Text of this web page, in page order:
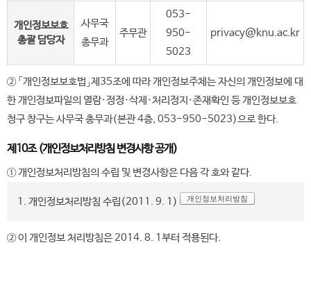
개인정보보호
총괄 담당자
사무국
총무과
주무관
053-
950-
5023
privacy@knu.ac.kr
② 「개인정보보호법」제35조에 따라 개인정보주체는 자신의 개인정보에 대
한 개인정보파일의 열람·정정·삭제·처리정지·존재확인 등 개인정보보호
청구 창구는 사무국 총무과(본관 4층, 053-950-5023)으로 한다.
제10조 (개인정보처리방침 변경사항 공개)
① 개인정보처리방침의 수립 및 변경사항은 다음 각 호와 같다.
1. 개인정보처리방침 수립(2011. 9. 1) 개인정보처리방침
② 이 개인정보 처리방침은 2014. 8. 1부터 적용된다.